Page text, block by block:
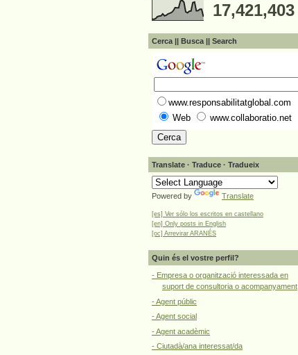
17,421,403
Cerca || Busca || Search
www.responsabilitatglobal.com
Web
www.collaboratio.net
Translate · Traduce · Tradueix
Powered by Translate
[es] Ver sólo los escritos en castellano
[en] Only posts in English
[oc] Arrevirar ARANÉS
Quin és el vostre perfil?
- Empresa o organització interessada en
suport de consultoria o acompanyament
- Agent públic
- Agent social
- Agent acadèmic
- Ciutadà/ana interessat/da